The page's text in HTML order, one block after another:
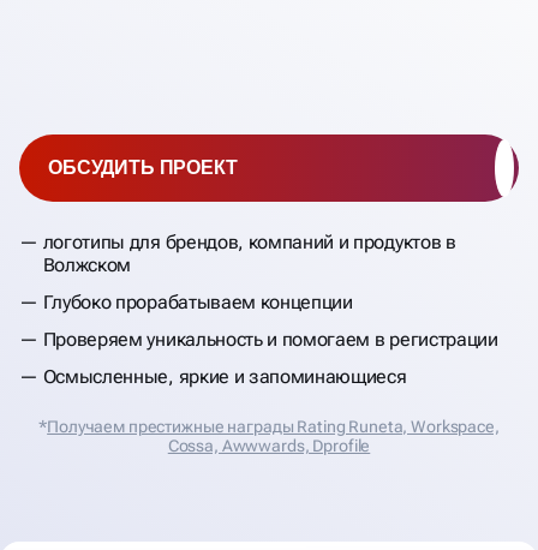
логотипы для брендов, компаний и продуктов в
Волжском
Глубоко прорабатываем концепции
Проверяем уникальность и помогаем в регистрации
Осмысленные, яркие и запоминающиеся
ОБСУДИТЬ ПРОЕКТ
*Получаем престижные награды Rating Runeta, Workspace,
Cossa, Аwwwards, Dprofile